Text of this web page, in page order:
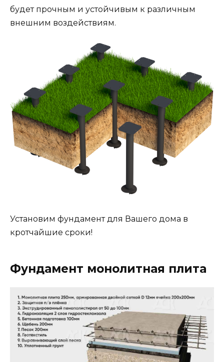
будет прочным и устойчивым к различным
внешним воздействиям.
Установим фундамент для Вашего дома в
кротчайшие сроки!
Фундамент монолитная плита